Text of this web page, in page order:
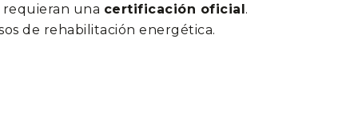
requieran una certificación oficial.
de rehabilitación energética.